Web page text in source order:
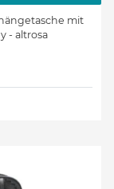
mit
- altrosa